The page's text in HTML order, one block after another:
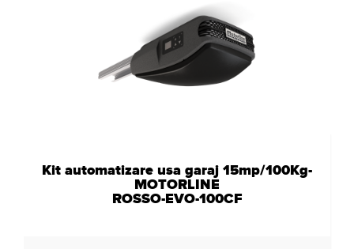
Kit automatizare usa garaj 15mp/100Kg-
MOTORLINE
ROSSO-EVO-100CF